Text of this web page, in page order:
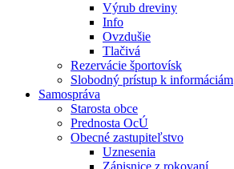
Výrub dreviny
Info
Ovzdušie
Tlačivá
Rezervácie športovísk
Slobodný prístup k informáciám
Samospráva
Starosta obce
Prednosta OcÚ
Obecné zastupiteľstvo
Uznesenia
Zápisnice z rokovaní